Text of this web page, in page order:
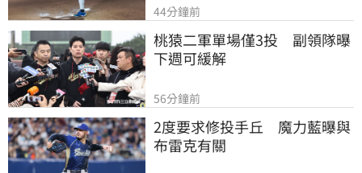
44分鐘前
桃猿二軍單場僅3投　副領隊曝
下週可緩解
56分鐘前
2度要求修投手丘　魔力藍曝與
布雷克有關